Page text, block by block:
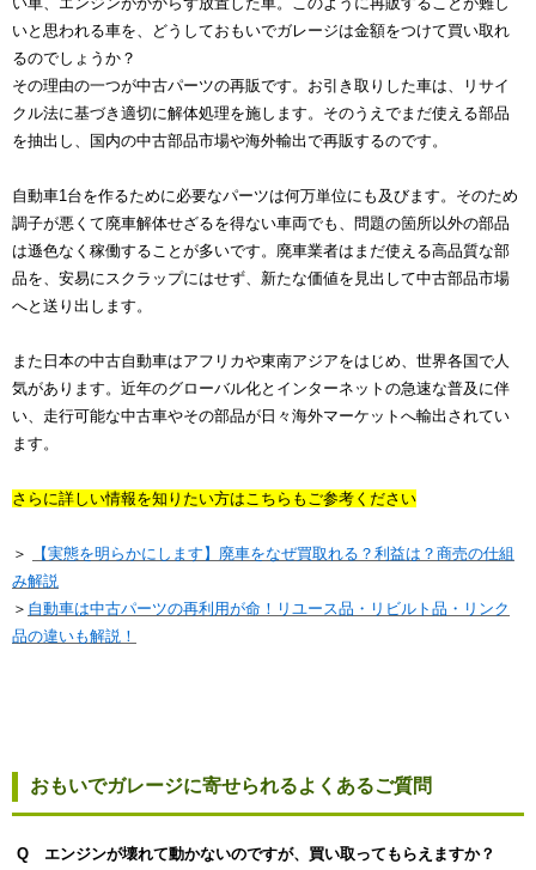
いと思われる車を、どうしておもいでガレージは金額をつけて買い取れ
るのでしょうか？
その理由の一つが中古パーツの再販です。お引き取りした車は、リサイ
クル法に基づき適切に解体処理を施します。そのうえでまだ使える部品
を抽出し、国内の中古部品市場や海外輸出で再販するのです。
自動車1台を作るために必要なパーツは何万単位にも及びます。そのため
調子が悪くて廃車解体せざるを得ない車両でも、問題の箇所以外の部品
は遜色なく稼働することが多いです。廃車業者はまだ使える高品質な部
品を、安易にスクラップにはせず、新たな価値を見出して中古部品市場
へと送り出します。
また日本の中古自動車はアフリカや東南アジアをはじめ、世界各国で人
気があります。近年のグローバル化とインターネットの急速な普及に伴
い、走行可能な中古車やその部品が日々海外マーケットへ輸出されてい
ます。
さらに詳しい情報を知りたい方はこちらもご参考ください
＞
【実態を明らかにします】廃車をなぜ買取れる？利益は？商売の仕組
み解説
＞ 自動車は中古パーツの再利用が命！リユース品・リビルト品・リンク
品の違いも解説！
おもいでガレージに寄せられるよくあるご質問
Q エンジンが壊れて動かないのですが、買い取ってもらえますか？